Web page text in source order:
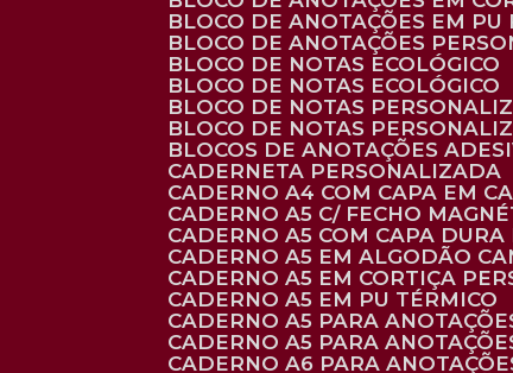
BLOCO DE ANOTAÇÕES EM
BLOCO DE ANOTAÇÕES
BLOCO DE NOTAS ECOLÓGICO
BLOCO DE NOTAS ECOLÓGICO
BLOCO DE NOTAS
BLOCO DE NOTAS
BLOCOS DE ANOTAÇÕES
CADERNETA PERSONALIZADA
CADERNO A4 COM CAPA EM
CADERNO A5 C/ FECHO
CADERNO A5 COM CAPA DURA
CADERNO A5 EM ALGODÃO
CADERNO A5 EM CORTIÇA
CADERNO A5 EM PU TÉRMICO
CADERNO A5 PARA
CADERNO A5 PARA
CADERNO A6 PARA